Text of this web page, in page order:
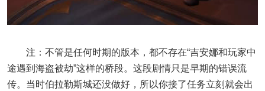
注：不管是任何时期的版本，都不存在“吉安娜和玩家中
途遇到海盗被劫”这样的桥段。这段剧情只是早期的错误流
传。当时伯拉勒斯城还没做好，所以你接了任务立刻就会出